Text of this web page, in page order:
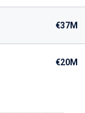
€37M
€20M